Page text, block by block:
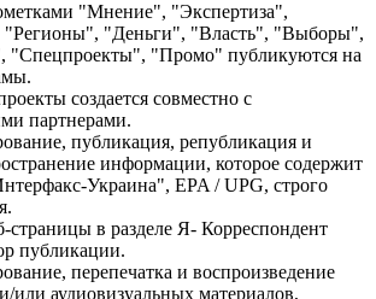
"Мнение", "Экспертиза",
"Регионы", "Деньги", "Власть", "Выборы",
"Спецпроекты", "Промо" публикуются на
создается совместно с
партнерами.
публикация, републикация и
информации, которое содержит
Украина", EPA / UPG, строго
страницы в разделе Я- Корреспондент
публикации.
перепечатка и воспроизведение
или аудиовизуальных материалов,